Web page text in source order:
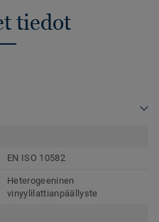
tiedot
EN ISO 10582
Heterogeeninen
vinyylilattianpäällyste